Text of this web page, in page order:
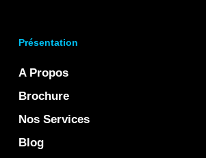
Présentation
A Propos
Brochure
Nos Services
Blog